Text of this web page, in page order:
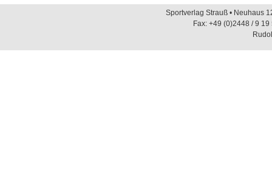
Sportverlag Strauß • Neuhaus
Fax: +49 (0)2448 / 9